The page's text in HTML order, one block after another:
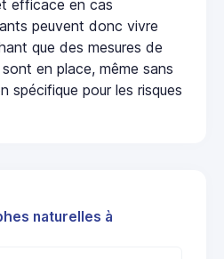
efficace en cas
peuvent donc vivre
que des mesures de
en place, même sans
spécifique pour les risques
naturelles à